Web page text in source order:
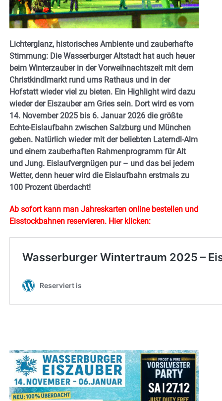
Lichterglanz, historisches Ambiente und zauberhafte
Stimmung: Die Wasserburger Altstadt hat auch heuer
beim Winterzauber in der Vorweihnachtszeit mit dem
Christkindlmarkt rund ums Rathaus und in der
Hofstatt wieder viel zu bieten. Ein Highlight wird dazu
wieder der Eiszauber am Gries sein. Dort wird es vom
14. November 2025 bis 6. Januar 2026 die größte
Echte-Eislaufbahn zwischen Salzburg und München
geben. Natürlich wieder mit der beliebten Laterndl-Alm
und einem zauberhaften Rahmenprogramm für Alt
und Jung. Eislaufvergnügen pur – und das bei jedem
Wetter, denn heuer wird die Eislaufbahn erstmals zu
100 Prozent überdacht!
Ab sofort kann man Jahreskarten online bestellen und
Eisstockbahnen reservieren. Hierklicken: